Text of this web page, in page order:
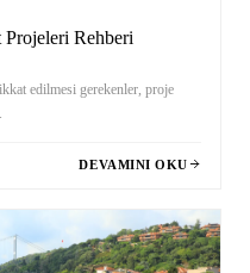
Projeleri Rehberi
edilmesi gerekenler, proje
DEVAMINI OKU